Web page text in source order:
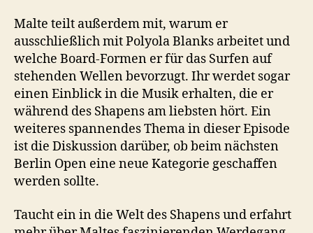
Malte teilt außerdem mit, warum er
ausschließlich mit Polyola Blanks arbeitet und
welche Board-Formen er für das Surfen auf
stehenden Wellen bevorzugt. Ihr werdet sogar
einen Einblick in die Musik erhalten, die er
während des Shapens am liebsten hört. Ein
weiteres spannendes Thema in dieser Episode
ist die Diskussion darüber, ob beim nächsten
Berlin Open eine neue Kategorie geschaffen
werden sollte.
Taucht ein in die Welt des Shapens und erfahrt